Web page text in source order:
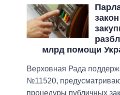
млрд помощи
Верховная Рада
№11520,
процедуры публичных